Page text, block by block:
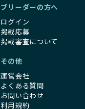
ブリーダーの方へ
ログイン
掲載応募
掲載審査について
その他
運営会社
よくある質問
お問い合わせ
利用規約